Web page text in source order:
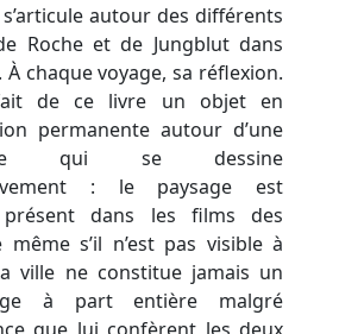
s’articule autour des différents
Roche et de Jungblut dans
À chaque voyage, sa réflexion.
de ce livre un objet en
permanente autour d’une
qui se dessine
: le paysage est
dans les films des
même s’il n’est pas visible à
ville ne constitue jamais un
à part entière malgré